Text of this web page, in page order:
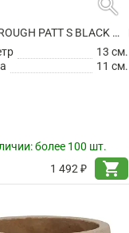
КАШПО ROUGH PATT S BLACK WASHED
13 см.
11 см.
более 100 шт.
1 492 ₽
shopping_cart